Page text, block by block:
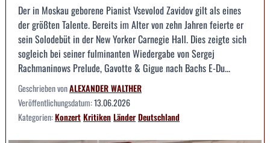
Der in Moskau geborene Pianist Vsevolod Zavidov gilt als eines
der größten Talente. Bereits im Alter von zehn Jahren feierte er
sein Solodebüt in der New Yorker Carnegie Hall. Dies zeigte sich
sogleich bei seiner fulminanten Wiedergabe von Sergej
Rachmaninows Prelude, Gavotte & Gigue nach Bachs E-Du...
Geschrieben vonALEXANDER WALTHER
Veröffentlichungsdatum:13.06.2026
Kategorien:KonzertKritikenLänderDeutschland